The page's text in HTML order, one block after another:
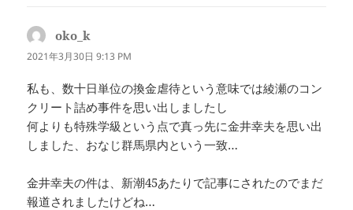
oko_k
り:
2021年3月30日 9:13 PM
私も、数十日単位の換金虐待という意味では綾瀬のコン
クリート詰め事件を思い出しましたし
何よりも特殊学級という点で真っ先に金井幸夫を思い出
しました、おなじ群馬県内という一致…
金井幸夫の件は、新潮45あたりで記事にされたのでまだ
報道されましたけどね…